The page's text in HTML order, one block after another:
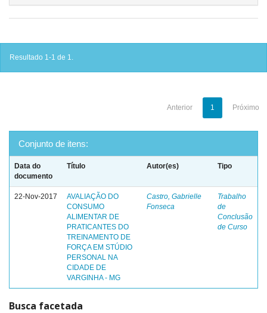
Resultado 1-1 de 1.
Anterior 1 Próximo
Conjunto de itens:
Data do
documento
Título Autor(es) Tipo
22-Nov-2017
AVALIAÇÃO DO
CONSUMO
ALIMENTAR DE
PRATICANTES DO
TREINAMENTO DE
FORÇA EM STÚDIO
PERSONAL NA
CIDADE DE
VARGINHA - MG
Castro, Gabrielle
Fonseca
Trabalho
de
Conclusão
de Curso
Busca facetada